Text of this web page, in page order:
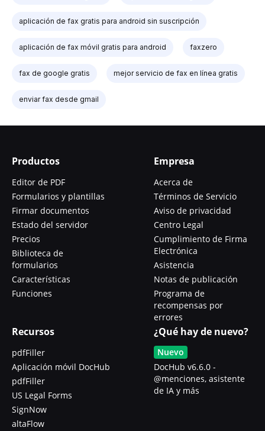
aplicación de fax gratis para android sin suscripción
aplicación de fax móvil gratis para android faxzero
fax de google gratis mejor servicio de fax en línea gratis
enviar fax desde gmail
Productos
Editor de PDF
Formularios y plantillas
Firmar documentos
Estado del servidor
Precios
Biblioteca de
formularios
Características
Funciones
Empresa
Acerca de
Términos de Servicio
Aviso de privacidad
Centro Legal
Cumplimiento de Firma
Electrónica
Asistencia
Notas de publicación
Programa de
recompensas por
errores
Recursos
pdfFiller
Aplicación móvil DocHub
pdfFiller
US Legal Forms
SignNow
altaFlow
¿Qué hay de nuevo?
Nuevo
DocHub v6.6.0 -
@menciones, asistente
de IA y más